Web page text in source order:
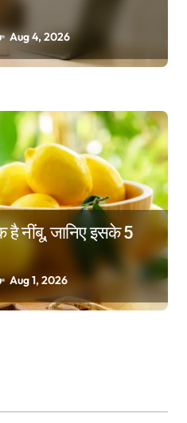
Aug 4, 2026
है नींबू, जानिए इसके 5
Aug 1, 2026